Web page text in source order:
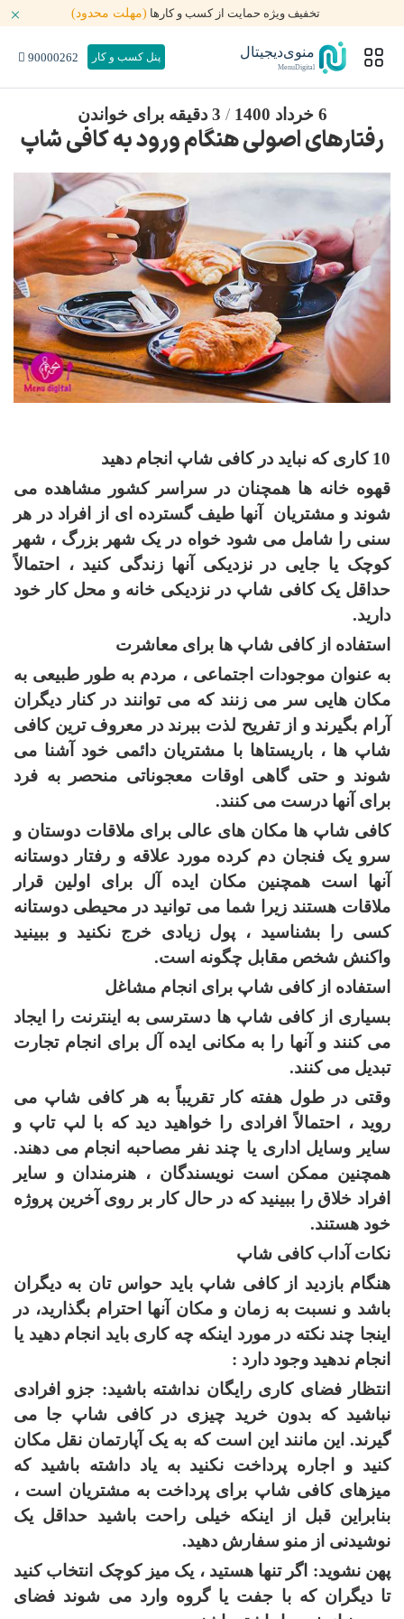
تخفیف ویژه حمایت از کسب و کارها (مهلت محدود)
منوی‌دیجیتال
MenuDigital
پنل کسب و کار 90000262
6 خرداد 1400 / 3 دقیقه برای خواندن
رفتارهای اصولی هنگام ورود به کافی شاپ
10 کاری که نباید در کافی شاپ انجام دهید
قهوه خانه ها همچنان در سراسر کشور مشاهده می
شوند و مشتریان آنها طیف گسترده ای از افراد در هر
سنی را شامل می شود خواه در یک شهر بزرگ ، شهر
کوچک یا جایی در نزدیکی آنها زندگی کنید ، احتمالاً
حداقل یک کافی شاپ در نزدیکی خانه و محل کار خود
دارید.
استفاده از کافی شاپ ها برای معاشرت
به عنوان موجودات اجتماعی ، مردم به طور طبیعی به
مکان هایی سر می زنند که می توانند در کنار دیگران
آرام بگیرند و از تفریح لذت ببرند در معروف ترین کافی
شاپ ها ، باریستاها با مشتریان دائمی خود آشنا می
شوند و حتی گاهی اوقات معجوناتی منحصر به فرد
برای آنها درست می كنند.
کافی شاپ ها مکان های عالی برای ملاقات دوستان و
سرو یک فنجان دم کرده مورد علاقه و رفتار دوستانه
آنها است همچنین مکان ایده آل برای اولین قرار
ملاقات هستند زیرا شما می توانید در محیطی دوستانه
کسی را بشناسید ، پول زیادی خرج نکنید و ببینید
واکنش شخص مقابل چگونه است.
استفاده از کافی شاپ برای انجام مشاغل
بسیاری از کافی شاپ ها دسترسی به اینترنت را ایجاد
می کنند و آنها را به مکانی ایده آل برای انجام تجارت
تبدیل می کنند.
وقتی در طول هفته کار تقریباً به هر کافی شاپ می
روید ، احتمالاً افرادی را خواهید دید که با لپ تاپ و
سایر وسایل اداری یا چند نفر مصاحبه انجام می دهند.
همچنین ممکن است نویسندگان ، هنرمندان و سایر
افراد خلاق را ببینید که در حال کار بر روی آخرین پروژه
خود هستند.
نکات آداب کافی شاپ
هنگام بازدید از کافی شاپ باید حواس تان به دیگران
باشد و نسبت به زمان و مکان آنها احترام بگذارید، در
اینجا چند نکته در مورد اینکه چه کاری باید انجام دهید یا
انجام ندهید وجود دارد :
انتظار فضای کاری رایگان نداشته باشید: جزو افرادی
نباشید که بدون خرید چیزی در کافی شاپ جا می
گیرند. این مانند این است که به یک آپارتمان نقل مکان
کنید و اجاره پرداخت نکنید به یاد داشته باشید که
میزهای کافی شاپ برای پرداخت به مشتریان است ،
بنابراین قبل از اینکه خیلی راحت باشید حداقل یک
نوشیدنی از منو سفارش دهید.
پهن نشوید: اگر تنها هستید ، یک میز کوچک انتخاب کنید
تا دیگران که با جفت یا گروه وارد می شوند فضای